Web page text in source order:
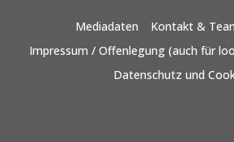
Mediadaten Kontakt &
Impressum / Offenlegung (auch für
Datenschutz und